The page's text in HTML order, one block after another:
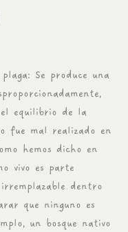
Se produce una
equilibrio de la
fue mal realizado en
hemos dicho en
vivo es parte
dentro
que ninguno es
un bosque nativo